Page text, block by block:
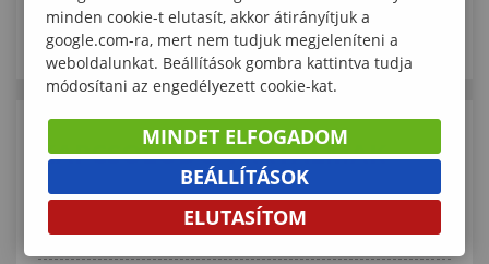
KAPCSOLÓDÓ TARTALMAK
Nemzetközi szakmai tapasztalatcsere a
rezilienciafejlesztés szolgálatában
minden cookie-t elutasít, akkor átirányítjuk a
google.com-ra, mert nem tudjuk megjeleníteni a
weboldalunkat. Beállítások gombra kattintva tudja
módosítani az engedélyezett cookie-kat.
MINDET ELFOGADOM
BEÁLLÍTÁSOK
ELUTASÍTOM